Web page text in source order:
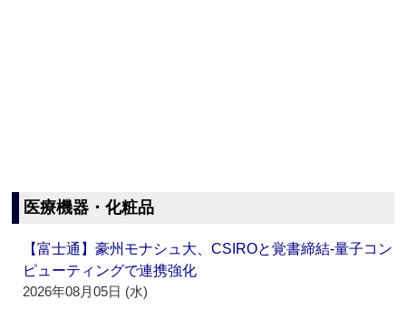
医療機器・化粧品
【富士通】豪州モナシュ大、CSIROと覚書締結‐量子コン
ピューティングで連携強化
2026年08月05日 (水)